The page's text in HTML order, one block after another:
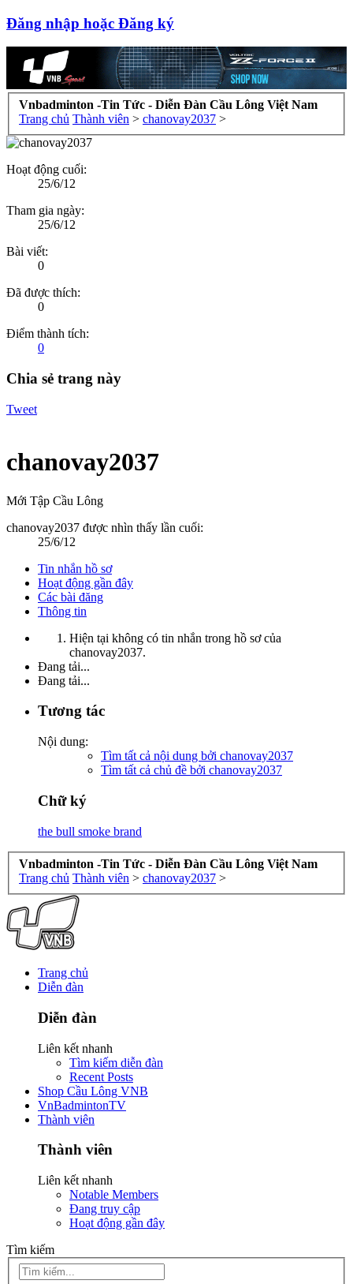
Đăng nhập hoặc Đăng ký
Vnbadminton -Tin Tức - Diễn Đàn Cầu Lông Việt Nam
Trang chủ Thành viên > chanovay2037 >
Hoạt động cuối:
25/6/12
Tham gia ngày:
25/6/12
Bài viết:
0
Đã được thích:
0
Điểm thành tích:
0
Chia sẻ trang này
Tweet
chanovay2037
Mới Tập Cầu Lông
chanovay2037 được nhìn thấy lần cuối:
25/6/12
Tin nhắn hồ sơ
Hoạt động gần đây
Các bài đăng
Thông tin
Hiện tại không có tin nhắn trong hồ sơ của
chanovay2037.
Đang tải...
Đang tải...
Tương tác
Nội dung:
Tìm tất cả nội dung bởi chanovay2037
Tìm tất cả chủ đề bởi chanovay2037
Chữ ký
the bull smoke brand
Vnbadminton -Tin Tức - Diễn Đàn Cầu Lông Việt Nam
Trang chủ Thành viên > chanovay2037 >
Trang chủ
Diễn đàn
Diễn đàn
Liên kết nhanh
Tìm kiếm diễn đàn
Recent Posts
Shop Cầu Lông VNB
VnBadmintonTV
Thành viên
Thành viên
Liên kết nhanh
Notable Members
Đang truy cập
Hoạt động gần đây
Tìm kiếm